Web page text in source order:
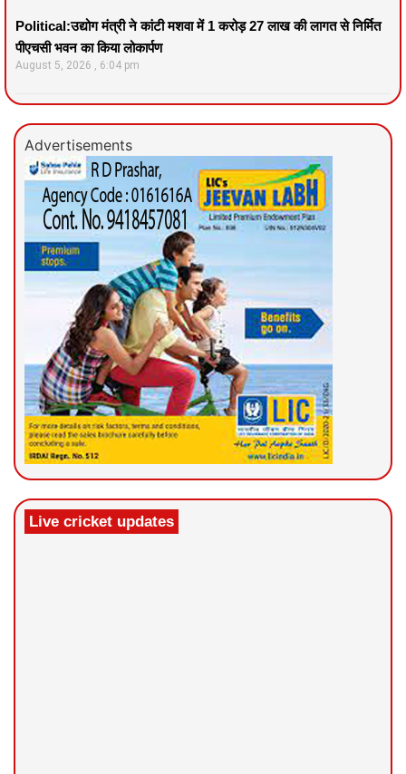
Political:उद्योग मंत्री ने कांटी मशवा में 1 करोड़ 27 लाख की लागत से निर्मित
पीएचसी भवन का किया लोकार्पण
August 5, 2026 6:04 pm
Advertisements
Live cricket updates